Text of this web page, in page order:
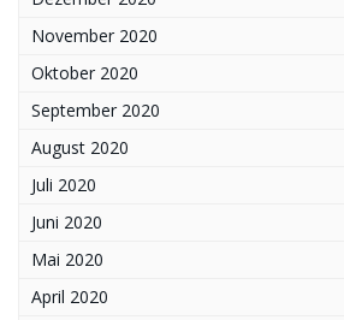
November 2020
Oktober 2020
September 2020
August 2020
Juli 2020
Juni 2020
Mai 2020
April 2020